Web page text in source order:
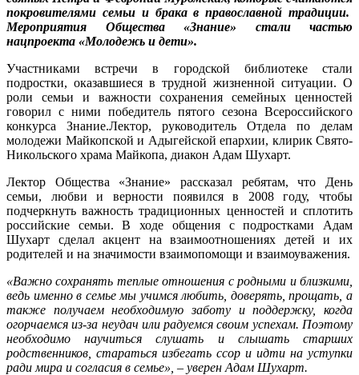
покровителями семьи и брака в православной традиции.
Мероприятия Общества «Знание» стали частью
нацпроекта «Молодежь и дети».
Участниками встречи в городской библиотеке стали
подростки, оказавшиеся в трудной жизненной ситуации. О
роли семьи и важности сохранения семейных ценностей
говорил с ними победитель пятого сезона Всероссийского
конкурса Знание.Лектор, руководитель Отдела по делам
молодежи Майкопской и Адыгейской епархии, клирик Свято-
Никольского храма Майкопа, диакон Адам Шухарт.
Лектор Общества «Знание» рассказал ребятам, что День
семьи, любви и верности появился в 2008 году, чтобы
подчеркнуть важность традиционных ценностей и сплотить
российские семьи. В ходе общения с подростками Адам
Шухарт сделал акцент на взаимоотношениях детей и их
родителей и на значимости взаимопомощи и взаимоуважения.
«Важно сохранять теплые отношения с родными и близкими,
ведь именно в семье мы учимся любить, доверять, прощать, а
также получаем необходимую заботу и поддержку, когда
огорчаемся из-за неудач или радуемся своим успехам. Поэтому
необходимо научиться слушать и слышать старших
родственников, стараться избегать ссор и идти на уступки
ради мира и согласия в семье», – уверен Адам Шухарт.